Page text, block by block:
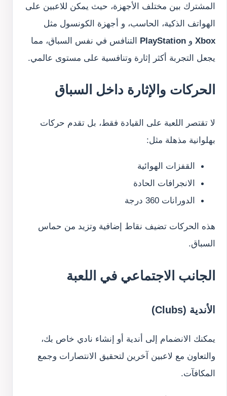
المشترك بين مختلف الأجهزة، حيث يمكن للاعبين على
الهواتف الذكية، الحاسب، و أجهزة الكونسول مثل
Xboxو PlayStation التنافس في نفس السباق، مما
يجعل التجربة أكثر إثارة وتنافسية على مستوى عالمي.
الحركات والإثارة داخل السباق
لا تقتصر اللعبة على القيادة فقط، بل تقدم حركات
بهلوانية مذهلة مثل:
القفزات الهوائية
الانجرافات الحادة
الدورانات 360 درجة
هذه الحركات تضيف نقاط إضافية وتزيد من حماس
السباق.
الجانب الاجتماعي في اللعبة
الأندية (Clubs)
يمكنك الانضمام إلى أندية أو إنشاء نادي خاص بك،
والتعاون مع لاعبين آخرين لتحقيق الانتصارات وجمع
المكافآت.